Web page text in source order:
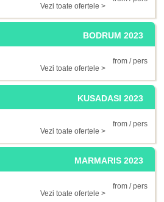
Vezi toate ofertele >
BODRUM 2023
from / pers
Vezi toate ofertele >
KUSADASI 2023
from / pers
Vezi toate ofertele >
MARMARIS 2023
from / pers
Vezi toate ofertele >